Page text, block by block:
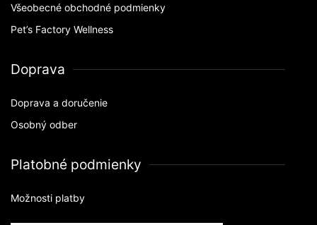
Všeobecné obchodné podmienky
Pet’s Factory Wellness
Doprava
Doprava a doručenie
Osobný odber
Platobné podmienky
Možnosti platby